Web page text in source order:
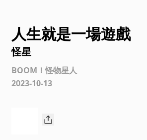
人生就是一場遊戲
怪星
BOOM！怪物星人
2023-10-13